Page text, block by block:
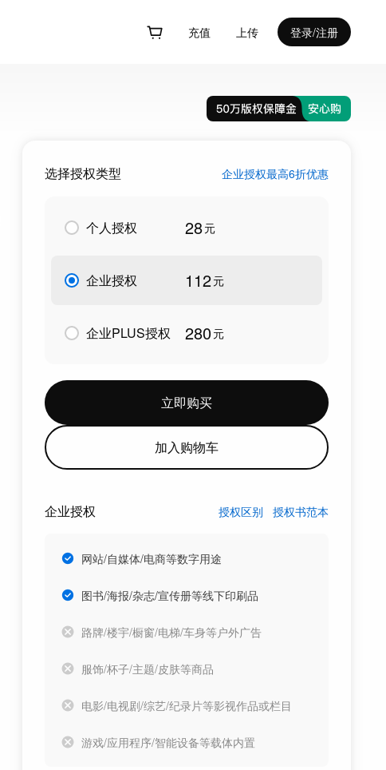
充值 上传 登录/注册
选择授权类型 企业授权最高6折优惠
个人授权 28元
企业授权 112元
企业PLUS授权 280元
立即购买
加入购物车
企业授权 授权区别 授权书范本
网站/自媒体/电商等数字用途
图书/海报/杂志/宣传册等线下印刷品
路牌/楼宇/橱窗/电梯/车身等户外广告
服饰/杯子/主题/皮肤等商品
电影/电视剧/综艺/纪录片等影视作品或栏目
游戏/应用程序/智能设备等载体内置